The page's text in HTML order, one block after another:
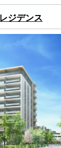
ジデンス